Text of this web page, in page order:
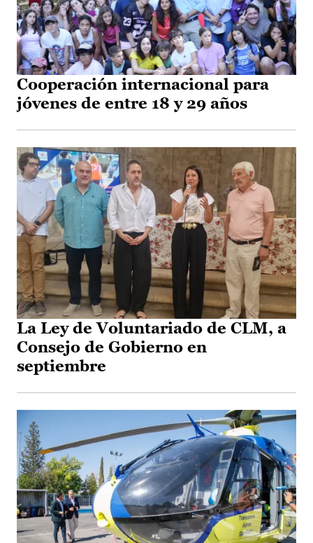
Cooperación internacional para
jóvenes de entre 18 y 29 años
La Ley de Voluntariado de CLM, a
Consejo de Gobierno en
septiembre